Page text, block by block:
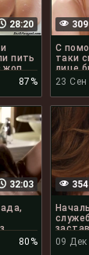
28:20
пить
жоп
87%
С
таки
лице
23 Сен
32:03
80% 09 Дек